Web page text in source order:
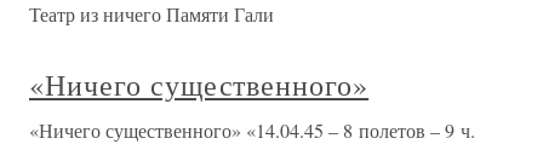
Театр из ничего Памяти Гали
«Ничего существенного»
«Ничего существенного» «14.04.45 – 8 полетов – 9 ч.